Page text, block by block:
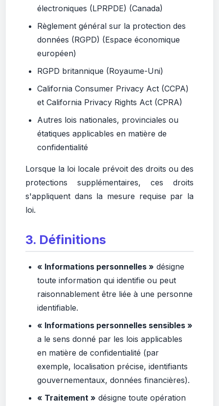
électroniques (LPRPDE) (Canada)
Règlement général sur la protection des
données (RGPD) (Espace économique
européen)
RGPD britannique (Royaume-Uni)
California Consumer Privacy Act (CCPA)
et California Privacy Rights Act (CPRA)
Autres lois nationales, provinciales ou
étatiques applicables en matière de
confidentialité
Lorsque la loi locale prévoit des droits ou des
protections supplémentaires, ces droits
s'appliquent dans la mesure requise par la
loi.
3. Définitions
« Informations personnelles » désigne
toute information qui identifie ou peut
raisonnablement être liée à une personne
identifiable.
« Informations personnelles sensibles »
a le sens donné par les lois applicables
en matière de confidentialité (par
exemple, localisation précise, identifiants
gouvernementaux, données financières).
« Traitement » désigne toute opération